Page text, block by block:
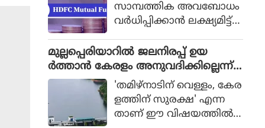
സാമ്പത്തിക അവബോധം
വർധിപ്പിക്കാൻ ലക്ഷ്യമിട്ട്
ഫണ്ട് നടത്തിയ നാരി
നിവേശ് യാത്രയുടെ
തൃശ്ശൂരിലെ പര്യടനം സ
മാപിച്ചു. ജൂൺ 26-ന്
ചെന്നൈയിൽ നിന്നും ആ
രംഭിച്ച ഈ രാജ്യവ്യാപക
മുല്ലപ്പെരിയാറില്‍ ജലനിരപ്പ് ഉയ
ര്‍ത്താന്‍ കേരളം അനുവദിക്കില്ലെന്ന്
മന്ത്രി മോന്‍സ് ജോസഫ്'തമിഴ്നാടിന് വെള്ളം, കേര
ളത്തിന് സുരക്ഷ' എന്ന
താണ് ഈ വിഷയത്തില്‍